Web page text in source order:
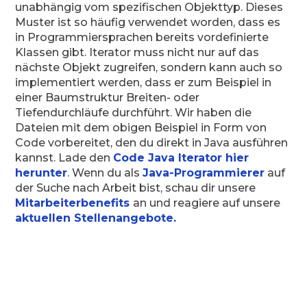
unabhängig vom spezifischen Objekttyp. Dieses
Muster ist so häufig verwendet worden, dass es
in Programmiersprachen bereits vordefinierte
Klassen gibt. Iterator muss nicht nur auf das
nächste Objekt zugreifen, sondern kann auch so
implementiert werden, dass er zum Beispiel in
einer Baumstruktur Breiten- oder
Tiefendurchläufe durchführt. Wir haben die
Dateien mit dem obigen Beispiel in Form von
Code vorbereitet, den du direkt in Java ausführen
kannst. Lade den Code Java Iterator hier
herunter. Wenn du alsJava-Programmierer auf
der Suche nach Arbeit bist, schau dir unsere
Mitarbeiterbenefits an und reagiere auf unsere
aktuellen Stellenangebote.